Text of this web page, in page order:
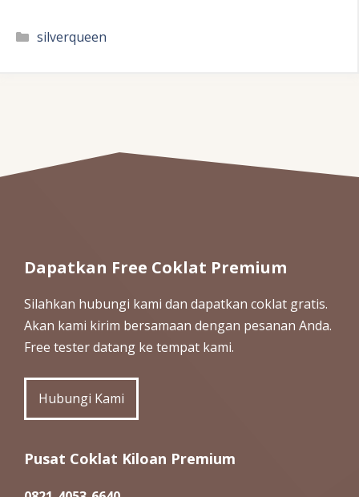
Kategori
silverqueen
Dapatkan Free Coklat Premium
Silahkan hubungi kami dan dapatkan coklat gratis.
Akan kami kirim bersamaan dengan pesanan Anda.
Free tester datang ke tempat kami.
Hubungi Kami
Pusat Coklat Kiloan Premium